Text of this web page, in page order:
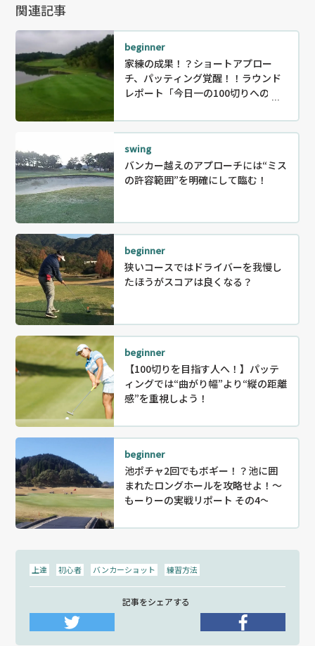
関連記事
beginner
家練の成果！？ショートアプロー
チ、パッティング覚醒！！ラウンド
レポート「今日一の100切りへの軌
swing
バンカー越えのアプローチには“ミス
の許容範囲”を明確にして臨む！
beginner
狭いコースではドライバーを我慢し
たほうがスコアは良くなる？
beginner
【100切りを目指す人へ！】パッテ
ィングでは“曲がり幅”より“縦の距離
感”を重視しよう！
beginner
池ポチャ2回でもボギー！？池に囲
まれたロングホールを攻略せよ！～
もーりーの実戦リポート その4～
上達 初心者 バンカーショット 練習方法
記事をシェアする